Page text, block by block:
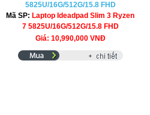
5825U/16G/512G/15.8 FHD
Mã SP: Laptop Ideadpad Slim 3 Ryzen
7 5825U/16G/512G/15.8 FHD
Giá: 10,990,000 VNĐ